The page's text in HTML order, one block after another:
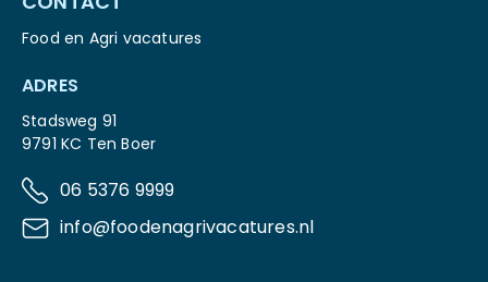
Food en Agri vacatures
ADRES
Stadsweg 91
9791 KC Ten Boer
06 5376 9999
info@foodenagrivacatures.nl